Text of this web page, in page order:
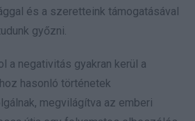
és a szeretteink támogatásával
győzni.
a negativitás gyakran kerül a
hasonló történetek
megvilágítva az emberi